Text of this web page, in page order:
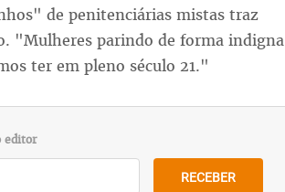
de penitenciárias mistas traz
"Mulheres parindo de forma indigna
ter em pleno século 21."
editor
RECEBER